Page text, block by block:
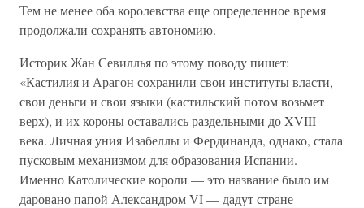
Тем не менее оба королевства еще определенное время
продолжали сохранять автономию.
Историк Жан Севиллья по этому поводу пишет:
«Кастилия и Арагон сохранили свои институты власти,
свои деньги и свои языки (кастильский потом возьмет
верх), и их короны оставались раздельными до XVIII
века. Личная уния Изабеллы и Фердинанда, однако, стала
пусковым механизмом для образования Испании.
Именно Католические короли — это название было им
даровано папой Александром VI — дадут стране